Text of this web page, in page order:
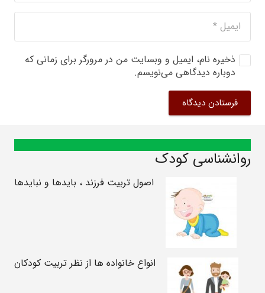
ذخیره نام، ایمیل و وبسایت من در مرورگر برای زمانی که
دوباره دیدگاهی می‌نویسم.
فرستادن دیدگاه
روانشناسی کودک
اصول تربیت فرزند ، بایدها و نبایدها
انواع خانواده ها از نظر تربیت کودکان